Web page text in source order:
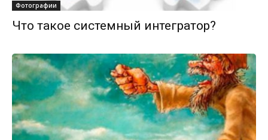
Фотографии
Что такое системный интегратор?